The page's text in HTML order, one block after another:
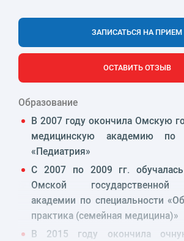
ЗАПИСАТЬСЯ НА ПРИЕМ
ОСТАВИТЬ ОТЗЫВ
Образование
В 2007 году окончила Омскую
медицинскую академию по
«Педиатрия»
С 2007 по 2009 гг.
Омской государственной
академии по специальности
практика (семейная медицина)»
В 2015 году окончила